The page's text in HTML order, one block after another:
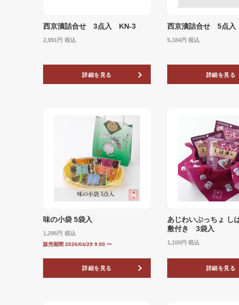
西京漬詰合せ 3点入 KN-3
2,991 税込
詳細を見る
西京漬詰合せ 5点
5,184 税込
詳細を見る
味の小袋 5袋入
1,296 税込
販売期間 2026/04/29 9:00 〜
詳細を見る
あじわいぷっちょ し
敷付き 3袋入
1,100 税込
詳細を見る